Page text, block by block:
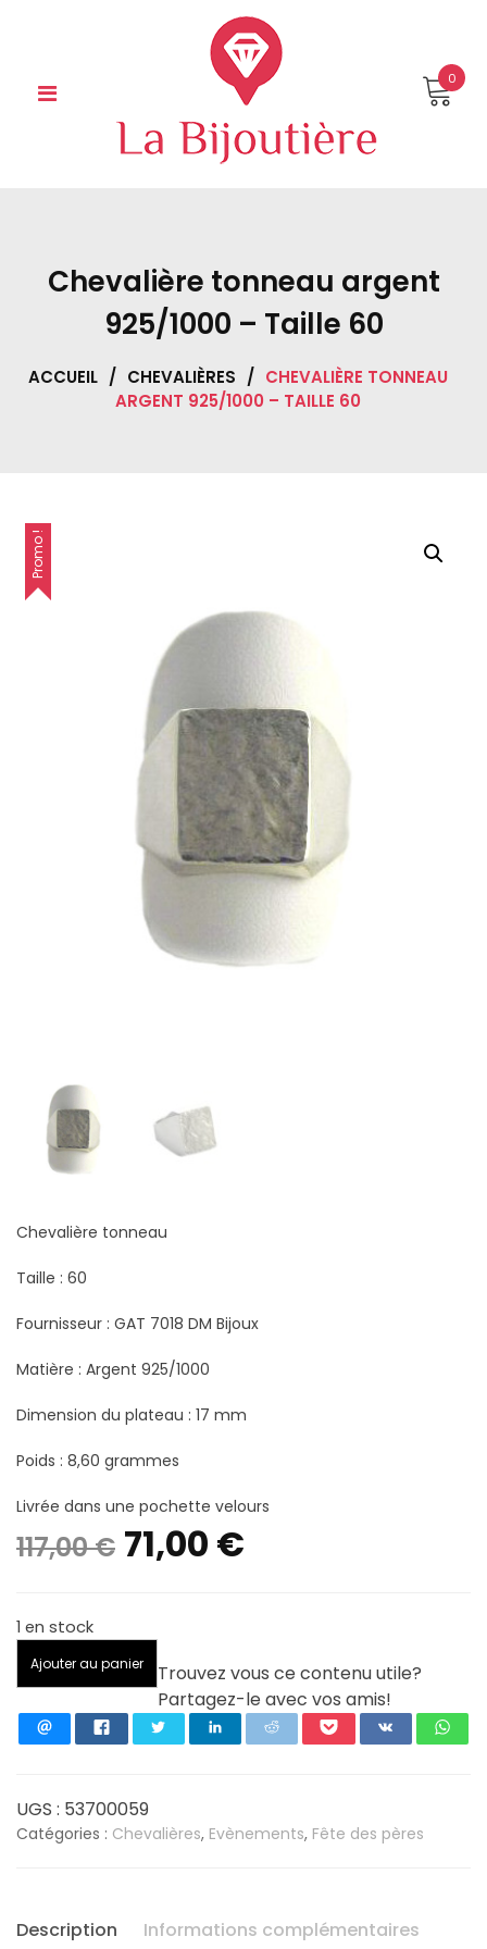
0
Chevalière tonneau argent
925/1000 – Taille 60
ACCUEIL / CHEVALIÈRES / CHEVALIÈRE TONNEAU
ARGENT 925/1000 – TAILLE 60
Promo !
Chevalière tonneau
Taille : 60
Fournisseur : GAT 7018 DM Bijoux
Matière : Argent 925/1000
Dimension du plateau : 17 mm
Poids : 8,60 grammes
Livrée dans une pochette velours
117,00€ Le
initial
était :
117,00 €.
71,00 €
est :
71,00 €.
1 en stock
de
tonneau
-
Taille
Ajouter au panier
Trouvez vous ce contenu utile?
Partagez-le avec vos amis!
UGS : 53700059
Catégories : Chevalières, Evènements, Fête des pères
Description Informations complémentaires